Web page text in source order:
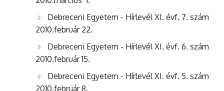
Debreceni Egyetem - Hírlevél XI. évf. 7. szám
2010.február 22.
Debreceni Egyetem - Hírlevél XI. évf. 6. szám
2010.február 15.
Debreceni Egyetem - Hírlevél XI. évf. 5. szám
2010.február 8.